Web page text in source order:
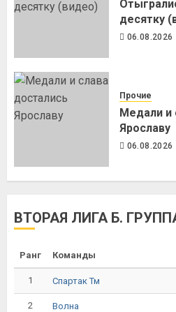
десятку
06.08.2026
Прочие
Медали и
Ярославу
06.08.2026
ВТОРАЯ ЛИГА Б.
Ранг Команды
1 Спартак Тм
2 Волна